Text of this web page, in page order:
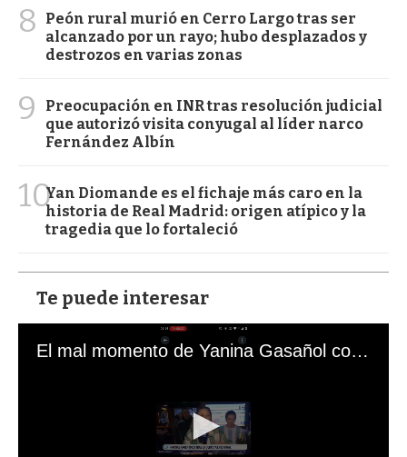
8
Peón rural murió en Cerro Largo tras ser
alcanzado por un rayo; hubo desplazados y
destrozos en varias zonas
9
Preocupación en INR tras resolución judicial
que autorizó visita conyugal al líder narco
Fernández Albín
10Yan Diomande es el fichaje más caro en la
historia de Real Madrid: origen atípico y la
tragedia que lo fortaleció
Te puede interesar
El mal momento de Yanina Gasañol con un hincha argentino en "Subrayado"